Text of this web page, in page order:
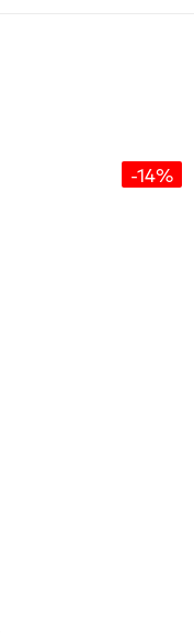
-14%